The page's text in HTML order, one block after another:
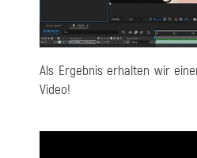
Als Ergebnis erhalten wir
Video!